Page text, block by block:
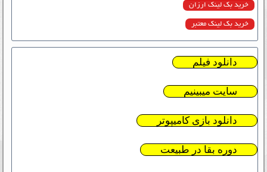
خرید بک لینک ارزان
خرید بک لینک معتبر
دانلود فیلم
سایت میبینیم
دانلود بازی کامیپوتر
دوره بقا در طبیعت